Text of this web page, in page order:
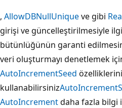
, AllowDBNullUniqueve gibi
girişi ve güncelleştirilmesiyle
bütünlüğünün garanti
veri oluşturmayı denetlemek
AutoIncrementSeed
kullanabilirsiniz
AutoIncrementdaha fazla bilgi